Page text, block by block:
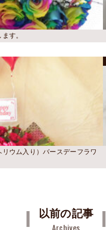
す。
ウム入り）バースデーフラワ
以前の記事
Archives